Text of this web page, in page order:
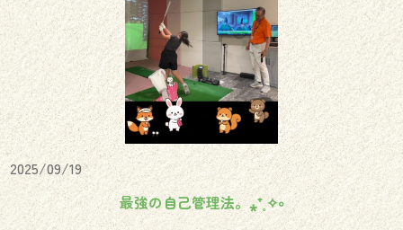
2025/09/19
最強の自己管理法。⁎⁺˳✧༚